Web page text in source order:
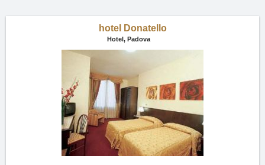
hotel Donatello
Hotel, Padova